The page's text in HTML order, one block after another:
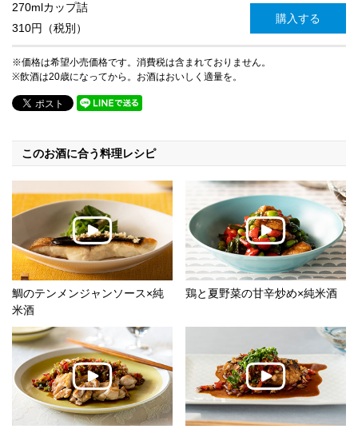
270mlカップ詰
310円（税別）
購入する
※価格は希望小売価格です。消費税は含まれておりません。
※飲酒は20歳になってから。お酒はおいしく適量を。
このお酒に合う料理レシピ
鯛のテンメンジャンソース×純
米酒
鶏と夏野菜の甘辛炒め×純米酒